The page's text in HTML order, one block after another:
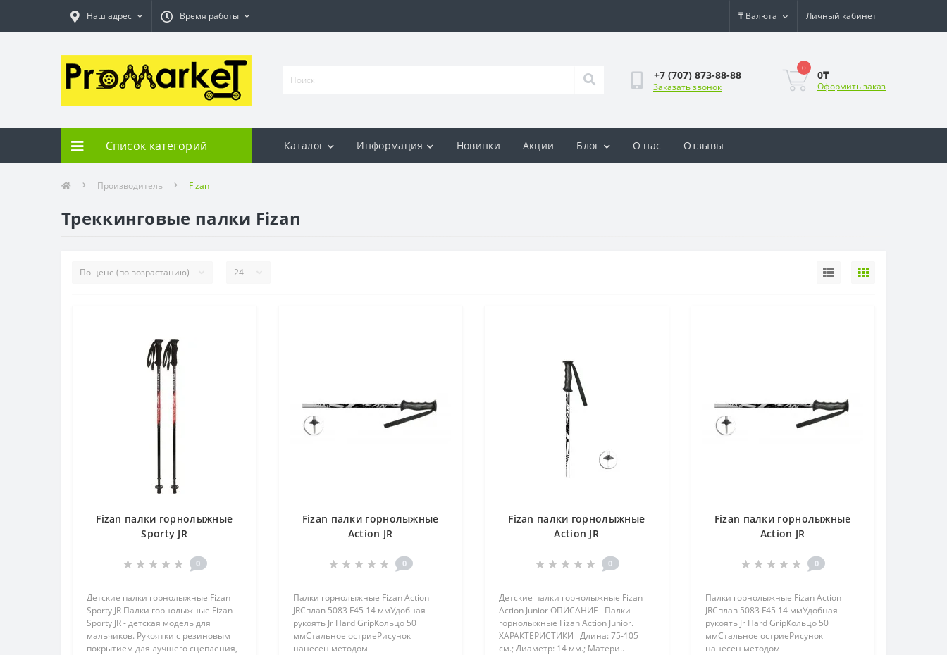
Наш адрес Время работы ₸ Валюта Личный кабинет
+7 (707) 873-88-88
Заказать звонок
0
0₸
Оформить заказ
Список категорий Каталог Информация Новинки Акции Блог О нас Отзывы
Производитель Fizan
Треккинговые палки Fizan
Fizan палки горнолыжные
Sporty JR
0
Детские палки горнолыжные Fizan
Sporty JR Палки горнолыжные Fizan
Sporty JR - детская модель для
мальчиков. Рукоятки с резиновым
покрытием для лучшего сцепления,
Fizan палки горнолыжные
Action JR
0
Палки горнолыжные Fizan Action
JRСплав 5083 F45 14 ммУдобная
рукоять Jr Hard GripКольцо 50
ммСтальное остриеРисунок
нанесен методом
Fizan палки горнолыжные
Action JR
0
Детские палки горнолыжные Fizan
Action Junior ОПИСАНИЕ Палки
горнолыжные Fizan Action Junior.
ХАРАКТЕРИСТИКИ Длина: 75-105
см.; Диаметр: 14 мм.; Матери..
Fizan палки горнолыжные
Action JR
0
Палки горнолыжные Fizan Action
JRСплав 5083 F45 14 ммУдобная
рукоять Jr Hard GripКольцо 50
ммСтальное остриеРисунок
нанесен методом